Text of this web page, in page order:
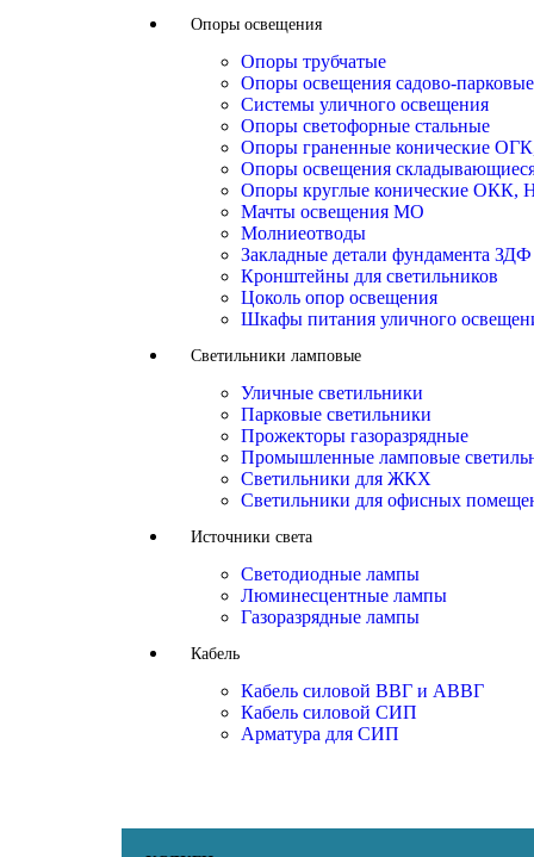
Опоры освещения
Опоры трубчатые
Опоры освещения садово-парковые
Системы уличного освещения
Опоры светофорные стальные
Опоры граненные конические
Опоры освещения
Опоры круглые конические ОКК,
Мачты освещения МО
Молниеотводы
Закладные детали фундамента ЗДФ
Кронштейны для светильников
Цоколь опор освещения
Шкафы питания уличного
Светильники ламповые
Уличные светильники
Парковые светильники
Прожекторы газоразрядные
Промышленные ламповые
Светильники для ЖКХ
Светильники для офисных
Источники света
Светодиодные лампы
Люминесцентные лампы
Газоразрядные лампы
Кабель
Кабель силовой ВВГ и АВВГ
Кабель силовой СИП
Арматура для СИП